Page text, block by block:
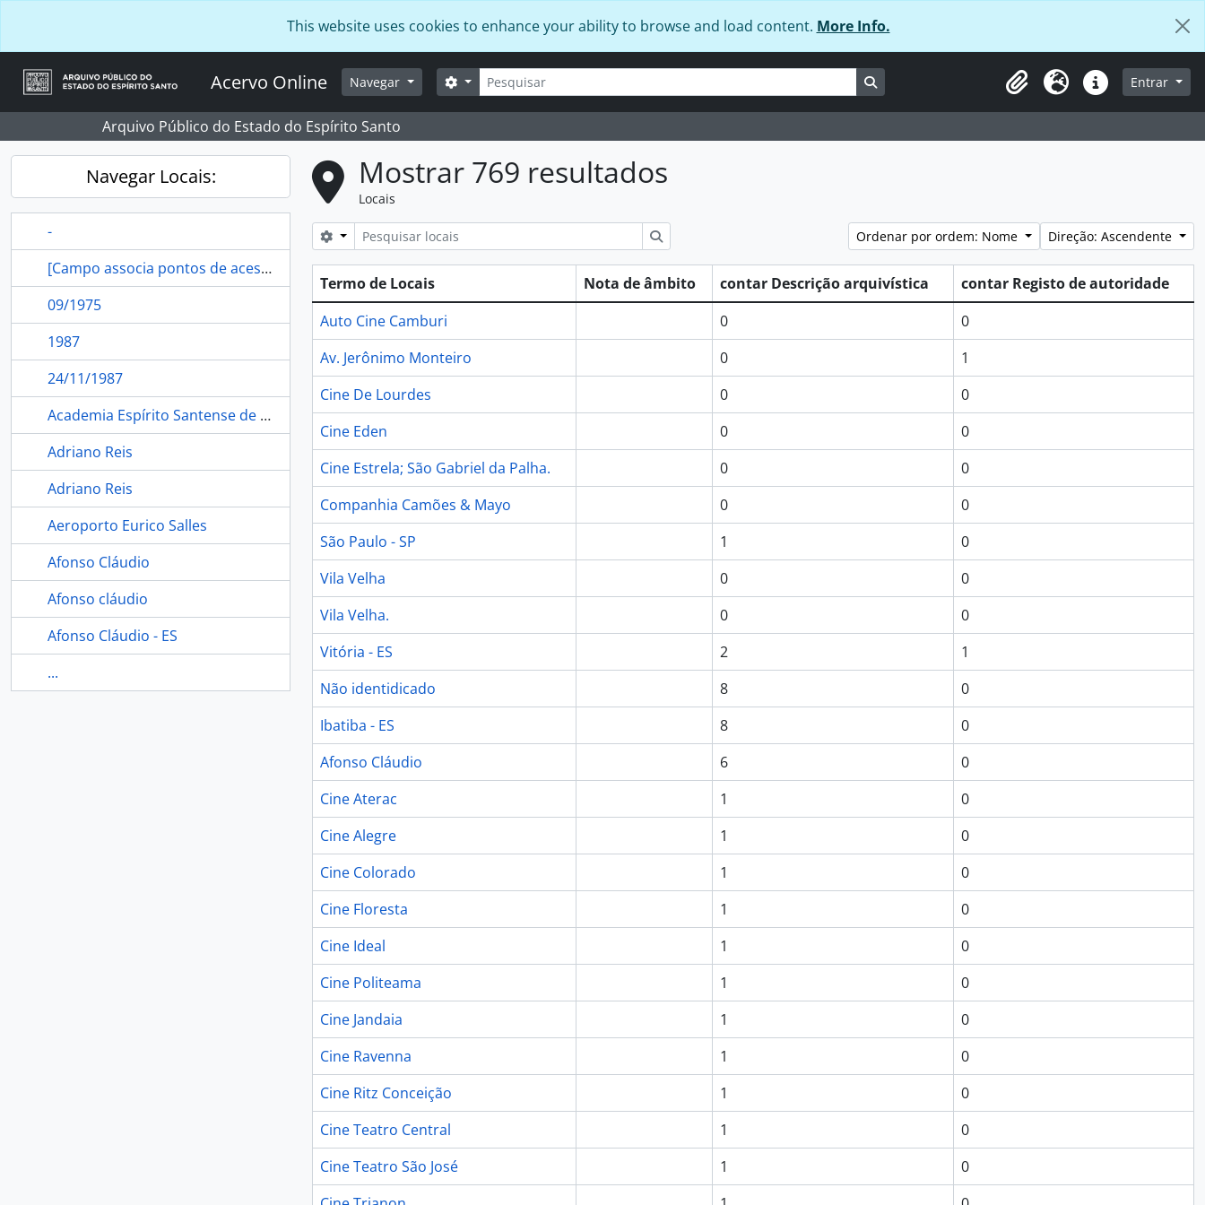
This website uses cookies to enhance your ability to browse and load content. More Info.
Acervo Online Navegar Pesquisar
Opções de busca Busque na página de navegação
Área de transferência
Idioma Ligações rápidas
Entrar
Arquivo Público do Estado do Espírito Santo
Navegar Locais:
-
[Campo associa pontos de acesso referente a localidade ao Registro de Autoridade]
09/1975
1987
24/11/1987
Academia Espírito Santense de Letras
Adriano Reis
Adriano Reis
Aeroporto Eurico Salles
Afonso Cláudio
Afonso cláudio
Afonso Cláudio - ES
...
Mostrar 769 resultados
Locais
Opções de busca Ordenar por ordem: Nome Direção: Ascendente
Termo de Locais Nota de âmbito contar Descrição arquivística
contar Registo de autoridade
Auto Cine Camburi
0
0
Av. Jerônimo Monteiro
0
1
Cine De Lourdes
0
0
Cine Eden
0
0
Cine Estrela; São Gabriel da Palha.
0
0
Companhia Camões & Mayo
0
0
São Paulo - SP
1
0
Vila Velha
0
0
Vila Velha.
0
0
Vitória - ES
2
1
Não identidicado
8
0
Ibatiba - ES
8
0
Afonso Cláudio
6
0
Cine Aterac
1
0
Cine Alegre
1
0
Cine Colorado
1
0
Cine Floresta
1
0
Cine Ideal
1
0
Cine Politeama
1
0
Cine Jandaia
1
0
Cine Ravenna
1
0
Cine Ritz Conceição
1
0
Cine Teatro Central
1
0
Cine Teatro São José
1
0